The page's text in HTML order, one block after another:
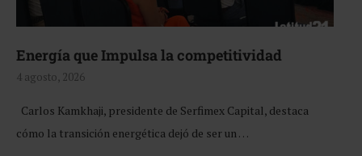
Energía que Impulsa la competitividad
4 agosto, 2026
Carlos Kamkhaji, presidente de Serfimex Capital, destaca
cómo la transición energética dejó de ser un …